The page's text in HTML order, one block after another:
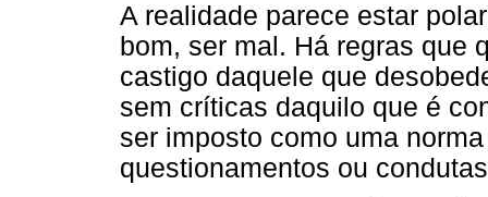
A realidade parece estar
bom, ser mal. Há regras que
castigo daquele que
sem críticas daquilo que é
ser imposto como uma
questionamentos ou